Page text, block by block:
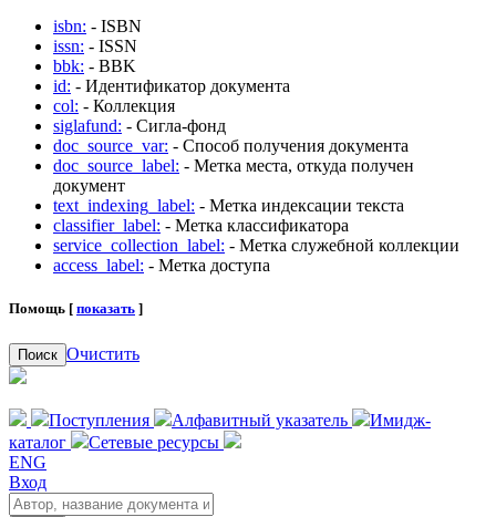
isbn: - ISBN
issn: - ISSN
bbk: - BBK
id: - Идентификатор документа
col: - Коллекция
siglafund: - Сигла-фонд
doc_source_var: - Способ получения документа
doc_source_label: - Метка места, откуда получен
документ
text_indexing_label: - Метка индексации текста
classifier_label: - Метка классификатора
service_collection_label: - Метка служебной коллекции
access_label: - Метка доступа
Помощь [ показать ]
Поиск Очистить
Поступления Алфавитный указатель
Имидж-
каталог
Сетевые ресурсы
ENG
Вход